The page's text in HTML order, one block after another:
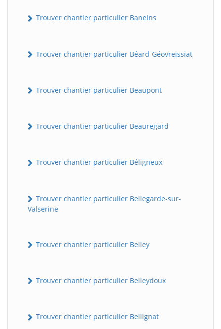
Trouver chantier particulier Baneins
Trouver chantier particulier Béard-Géovreissiat
Trouver chantier particulier Beaupont
Trouver chantier particulier Beauregard
Trouver chantier particulier Béligneux
Trouver chantier particulier Bellegarde-sur-
Valserine
Trouver chantier particulier Belley
Trouver chantier particulier Belleydoux
Trouver chantier particulier Bellignat